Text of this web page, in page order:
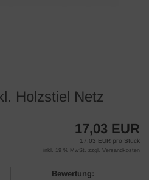
Holzstiel Netz
17,03 EUR
17,03 EUR pro Stück
inkl. 19 % MwSt. zzgl. Versandkosten
Bewertung: